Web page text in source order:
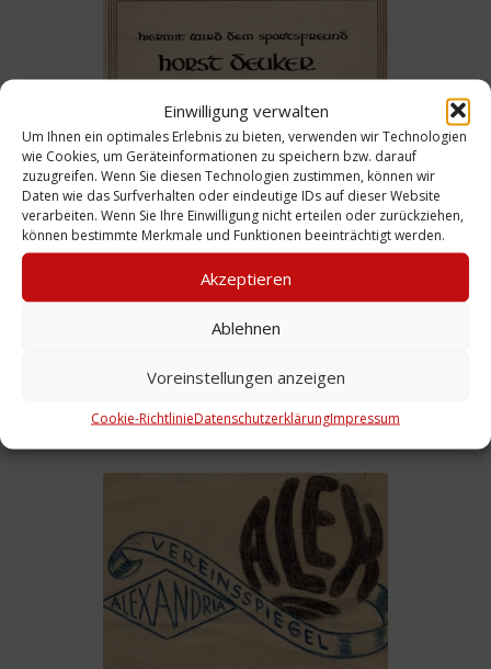
Einwilligung verwalten
Um Ihnen ein optimales Erlebnis zu bieten, verwenden wir Technologien
wie Cookies, um Geräteinformationen zu speichern bzw. darauf
zuzugreifen. Wenn Sie diesen Technologien zustimmen, können wir
Daten wie das Surfverhalten oder eindeutige IDs auf dieser Website
verarbeiten. Wenn Sie Ihre Einwilligung nicht erteilen oder zurückziehen,
können bestimmte Merkmale und Funktionen beeinträchtigt werden.
Akzeptieren
Ablehnen
Voreinstellungen anzeigen
Cookie-RichtlinieDatenschutzerklärungImpressum
Urkunde: Verleihung Verdienstnadel in Gold,
14.6.1963
Urkunde: Verleihung Silberne Kreis-